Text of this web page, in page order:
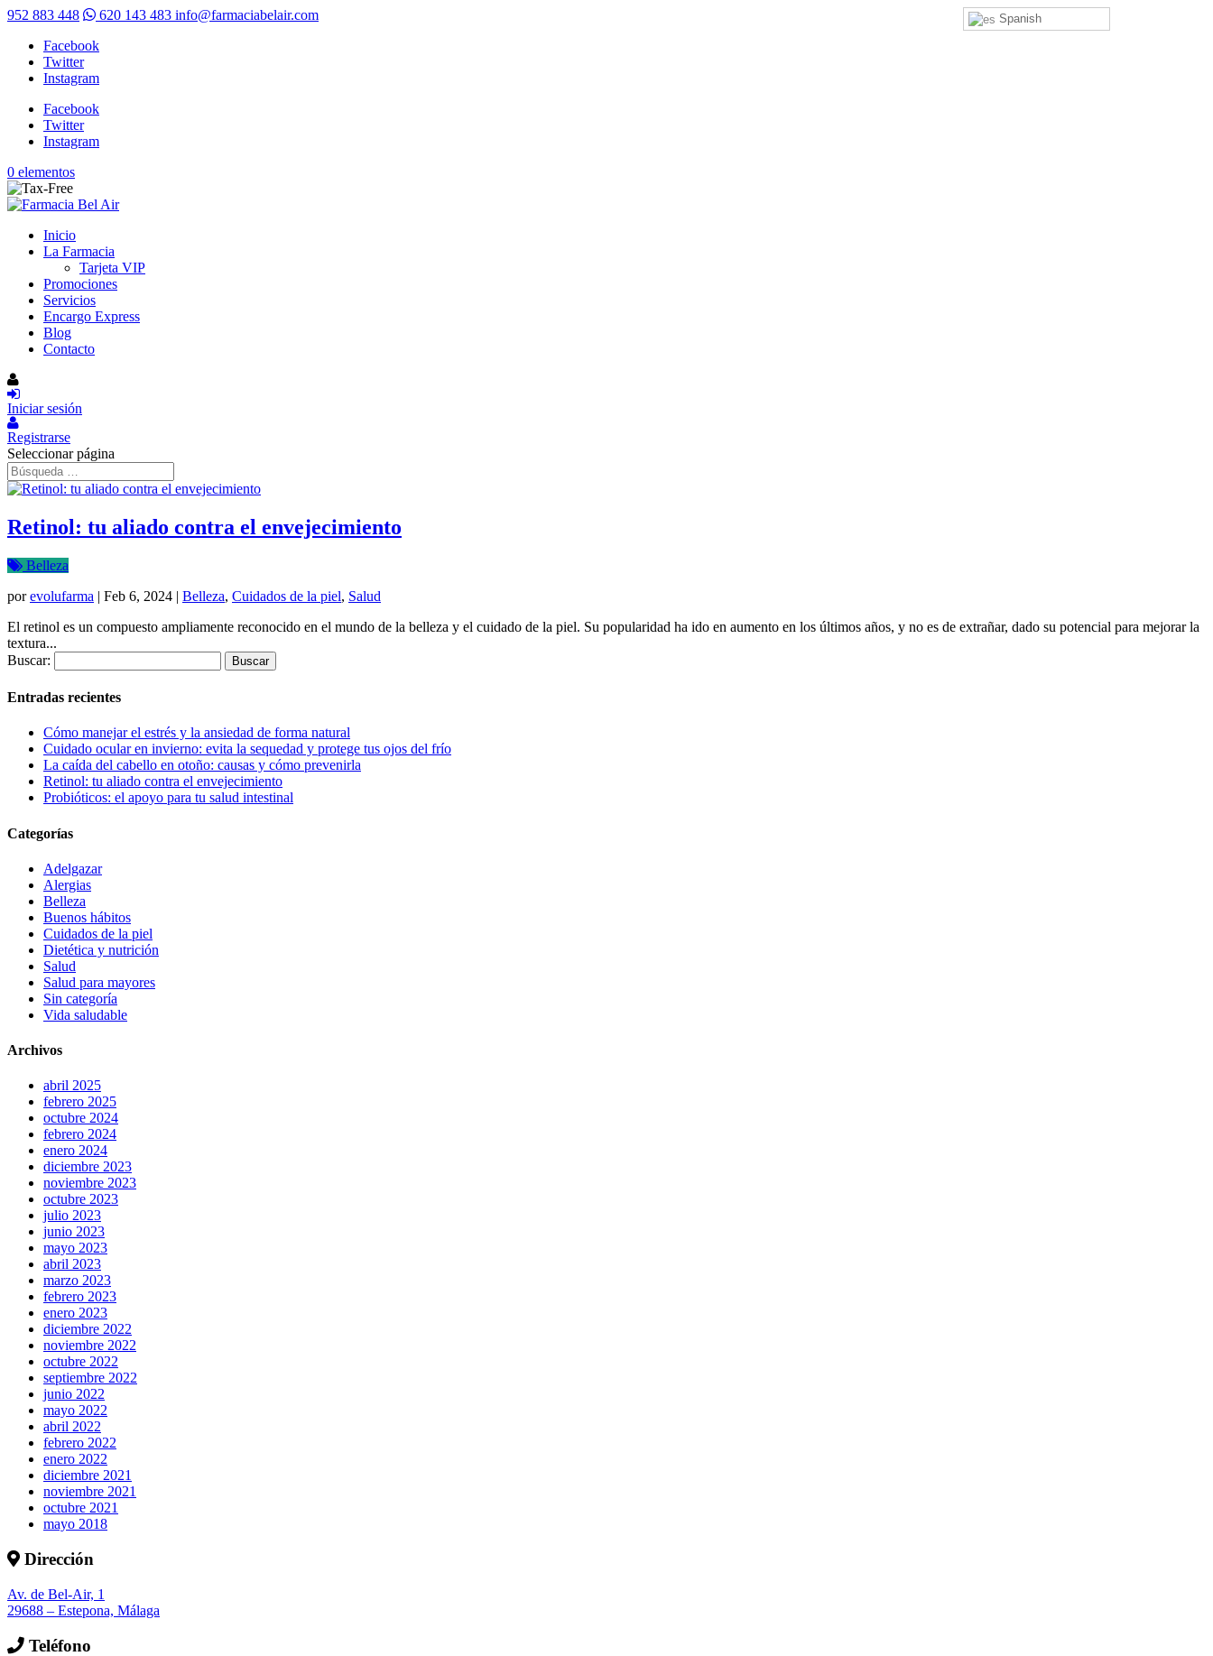
952 883 448 620 143 483 info@farmaciabelair.com
Facebook
Twitter
Instagram
Facebook
Twitter
Instagram
0 elementos
Inicio
La Farmacia
Tarjeta VIP
Promociones
Servicios
Encargo Express
Blog
Contacto
Iniciar sesión
Registrarse
Seleccionar página
Retinol: tu aliado contra el envejecimiento
Belleza
porevolufarma | Feb 6, 2024 | Belleza, Cuidados de la piel, Salud
El retinol es un compuesto ampliamente reconocido en el mundo de la belleza y el cuidado de la piel. Su popularidad ha ido en aumento en los últimos años, y no es de extrañar, dado su potencial para mejorar la
textura...
Buscar:
Entradas recientes
Cómo manejar el estrés y la ansiedad de forma natural
Cuidado ocular en invierno: evita la sequedad y protege tus ojos del frío
La caída del cabello en otoño: causas y cómo prevenirla
Retinol: tu aliado contra el envejecimiento
Probióticos: el apoyo para tu salud intestinal
Categorías
Adelgazar
Alergias
Belleza
Buenos hábitos
Cuidados de la piel
Dietética y nutrición
Salud
Salud para mayores
Sin categoría
Vida saludable
Archivos
abril 2025
febrero 2025
octubre 2024
febrero 2024
enero 2024
diciembre 2023
noviembre 2023
octubre 2023
julio 2023
junio 2023
mayo 2023
abril 2023
marzo 2023
febrero 2023
enero 2023
diciembre 2022
noviembre 2022
octubre 2022
septiembre 2022
junio 2022
mayo 2022
abril 2022
febrero 2022
enero 2022
diciembre 2021
noviembre 2021
octubre 2021
mayo 2018
Dirección
Av. de Bel-Air, 1
29688 – Estepona, Málaga
Teléfono
Spanish